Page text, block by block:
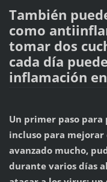
También
como
tomar dos
cada día
inflamación
Un primer paso
incluso para mejorar
avanzado mucho,
durante varios días